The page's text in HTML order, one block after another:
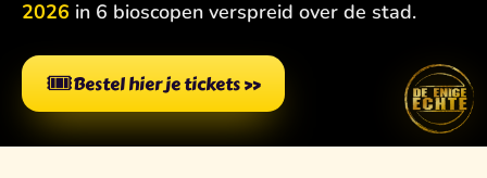
2026 in 6 bioscopen verspreid over de stad.
🎟️Bestel hier je tickets»